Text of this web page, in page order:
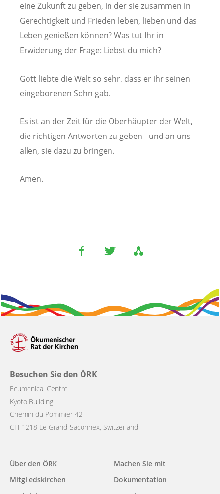
eine Zukunft zu geben, in der sie zusammen in
Gerechtigkeit und Frieden leben, lieben und das
Leben genießen können? Was tut Ihr in
Erwiderung der Frage: Liebst du mich?
Gott liebte die Welt so sehr, dass er ihr seinen
eingeborenen Sohn gab.
Es ist an der Zeit für die Oberhäupter der Welt,
die richtigen Antworten zu geben - und an uns
allen, sie dazu zu bringen.
Amen.
Besuchen Sie den ÖRK
Ecumenical Centre
Kyoto Building
Chemin du Pommier 42
CH-1218 Le Grand-Saconnex, Switzerland
Main
navigation
Über den ÖRK
Mitgliedskirchen
Machen Sie mit
Dokumentation